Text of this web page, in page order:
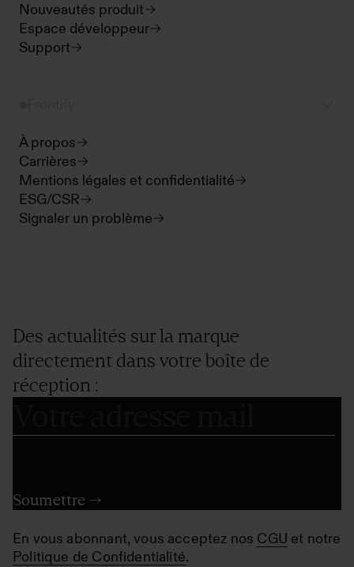
Nouveautés produit
Espace développeur
Support
À propos
Carrières
Mentions légales et confidentialité
ESG/CSR
Signaler un problème
Des actualités sur la marque
directement dans votre boîte de
réception :
En vous abonnant, vous acceptez nos CGU et notre
Politique de Confidentialité.